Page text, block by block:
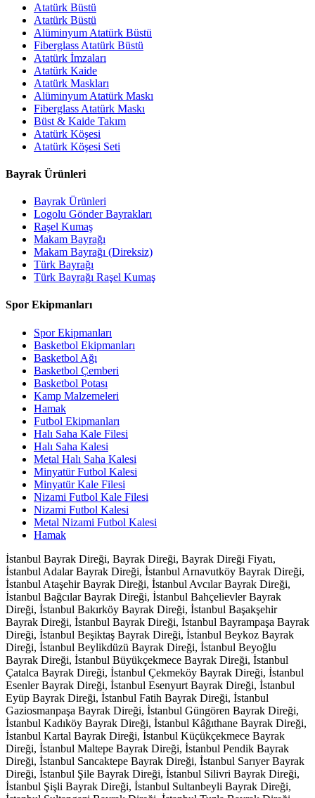
Atatürk Büstü
Atatürk Büstü
Alüminyum Atatürk Büstü
Fiberglass Atatürk Büstü
Atatürk İmzaları
Atatürk Kaide
Atatürk Maskları
Alüminyum Atatürk Maskı
Fiberglass Atatürk Maskı
Büst & Kaide Takım
Atatürk Köşesi
Atatürk Köşesi Seti
Bayrak Ürünleri
Bayrak Ürünleri
Logolu Gönder Bayrakları
Raşel Kumaş
Makam Bayrağı
Makam Bayrağı (Direksiz)
Türk Bayrağı
Türk Bayrağı Raşel Kumaş
Spor Ekipmanları
Spor Ekipmanları
Basketbol Ekipmanları
Basketbol Ağı
Basketbol Çemberi
Basketbol Potası
Kamp Malzemeleri
Hamak
Futbol Ekipmanları
Halı Saha Kale Filesi
Halı Saha Kalesi
Metal Halı Saha Kalesi
Minyatür Futbol Kalesi
Minyatür Kale Filesi
Nizami Futbol Kale Filesi
Nizami Futbol Kalesi
Metal Nizami Futbol Kalesi
Hamak
İstanbul Bayrak Direği, Bayrak Direği, Bayrak Direği Fiyatı,
İstanbul Adalar Bayrak Direği, İstanbul Arnavutköy Bayrak Direği,
İstanbul Ataşehir Bayrak Direği, İstanbul Avcılar Bayrak Direği,
İstanbul Bağcılar Bayrak Direği, İstanbul Bahçelievler Bayrak
Direği, İstanbul Bakırköy Bayrak Direği, İstanbul Başakşehir
Bayrak Direği, İstanbul Bayrak Direği, İstanbul Bayrampaşa Bayrak
Direği, İstanbul Beşiktaş Bayrak Direği, İstanbul Beykoz Bayrak
Direği, İstanbul Beylikdüzü Bayrak Direği, İstanbul Beyoğlu
Bayrak Direği, İstanbul Büyükçekmece Bayrak Direği, İstanbul
Çatalca Bayrak Direği, İstanbul Çekmeköy Bayrak Direği, İstanbul
Esenler Bayrak Direği, İstanbul Esenyurt Bayrak Direği, İstanbul
Eyüp Bayrak Direği, İstanbul Fatih Bayrak Direği, İstanbul
Gaziosmanpaşa Bayrak Direği, İstanbul Güngören Bayrak Direği,
İstanbul Kadıköy Bayrak Direği, İstanbul Kâğıthane Bayrak Direği,
İstanbul Kartal Bayrak Direği, İstanbul Küçükçekmece Bayrak
Direği, İstanbul Maltepe Bayrak Direği, İstanbul Pendik Bayrak
Direği, İstanbul Sancaktepe Bayrak Direği, İstanbul Sarıyer Bayrak
Direği, İstanbul Şile Bayrak Direği, İstanbul Silivri Bayrak Direği,
İstanbul Şişli Bayrak Direği, İstanbul Sultanbeyli Bayrak Direği,